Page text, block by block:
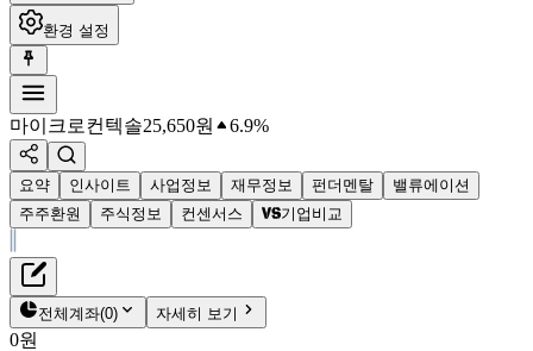
환경 설정
마이크로컨텍솔25,650원 6.9%
요약 인사이트 사업정보 재무정보 펀더멘탈
밸류에이션
주주환원
주식정보 컨센서스 기업비교
마이크로컨텍솔
재무정보
펀더멘탈
밸류에이션
전체계좌(0) 자세히 보기
0원